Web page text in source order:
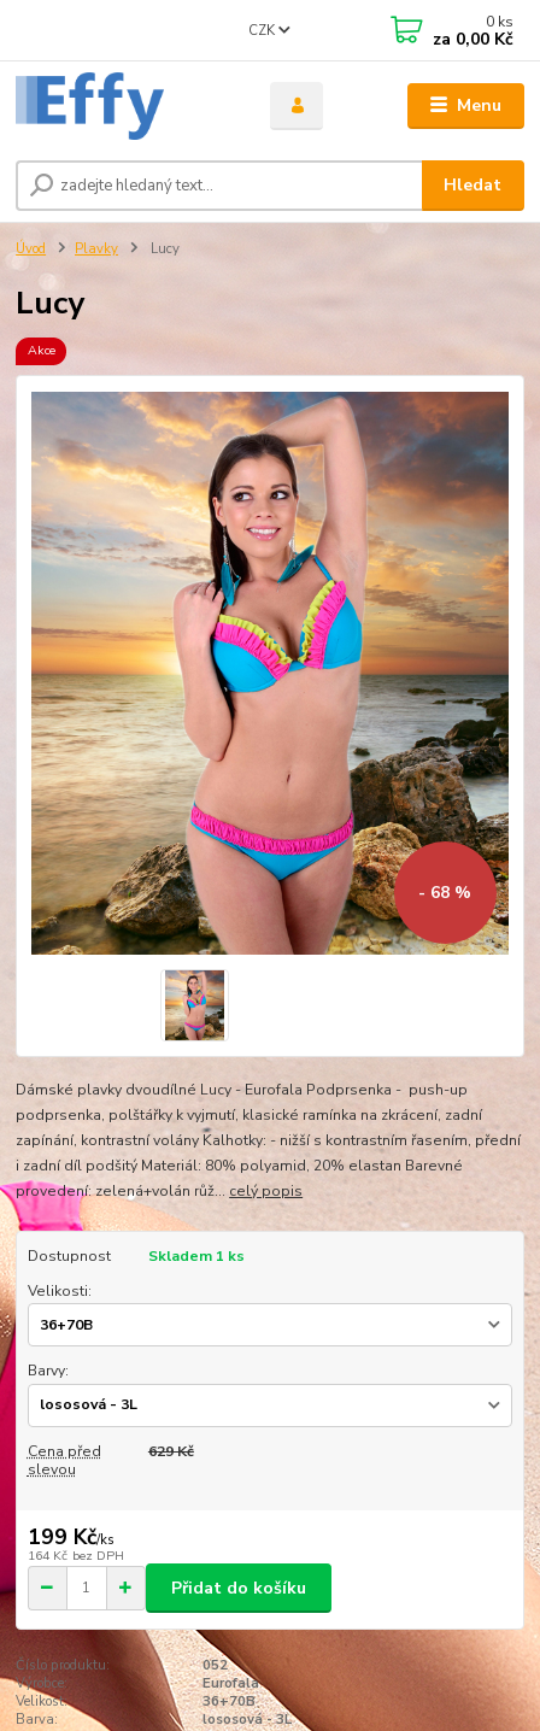
Menu
CZK
Hledat
0 ks
za 0,00 Kč
Úvod Plavky Lucy
Lucy
Akce
- 68 %
Dámské plavky dvoudílné Lucy - Eurofala Podprsenka - push-up
podprsenka, polštářky k vyjmutí, klasické ramínka na zkrácení, zadní
zapínání, kontrastní volány Kalhotky: - nižší s kontrastním řasením, přední
i zadní díl podšitý Materiál: 80% polyamid, 20% elastan Barevné
provedení: zelená+volán růž... celý popis
Dostupnost
Skladem 1 ks
Velikosti:
Barvy:
Cena před
slevou
629 Kč
199 Kč/ks
164 Kč bez DPH
Přidat do košíku
Číslo produktu:
052
Výrobce:
Eurofala
Velikost:
36+70B
Barva:
lososová - 3L